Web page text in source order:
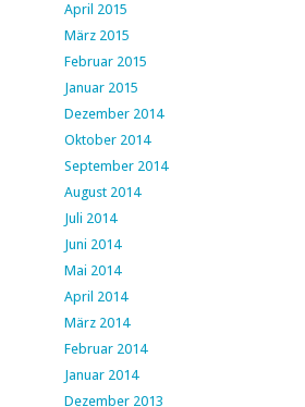
April 2015
März 2015
Februar 2015
Januar 2015
Dezember 2014
Oktober 2014
September 2014
August 2014
Juli 2014
Juni 2014
Mai 2014
April 2014
März 2014
Februar 2014
Januar 2014
Dezember 2013